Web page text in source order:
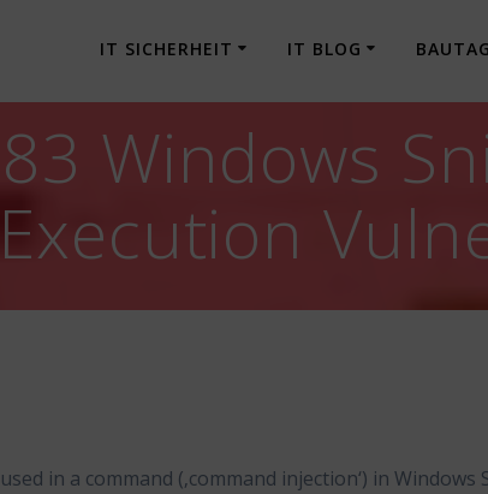
IT SICHERHEIT IT BLOG
Windows
in a command (‚command injection‘) in Windows